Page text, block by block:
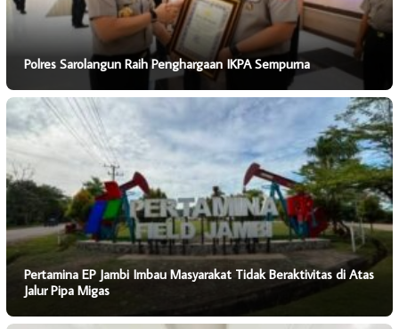
Polres Sarolangun Raih Penghargaan IKPA Sempurna
Pertamina EP Jambi Imbau Masyarakat Tidak Beraktivitas di Atas
Jalur Pipa Migas